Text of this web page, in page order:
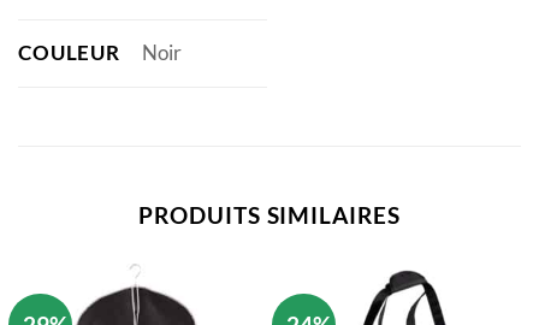
COULEUR Noir
PRODUITS SIMILAIRES